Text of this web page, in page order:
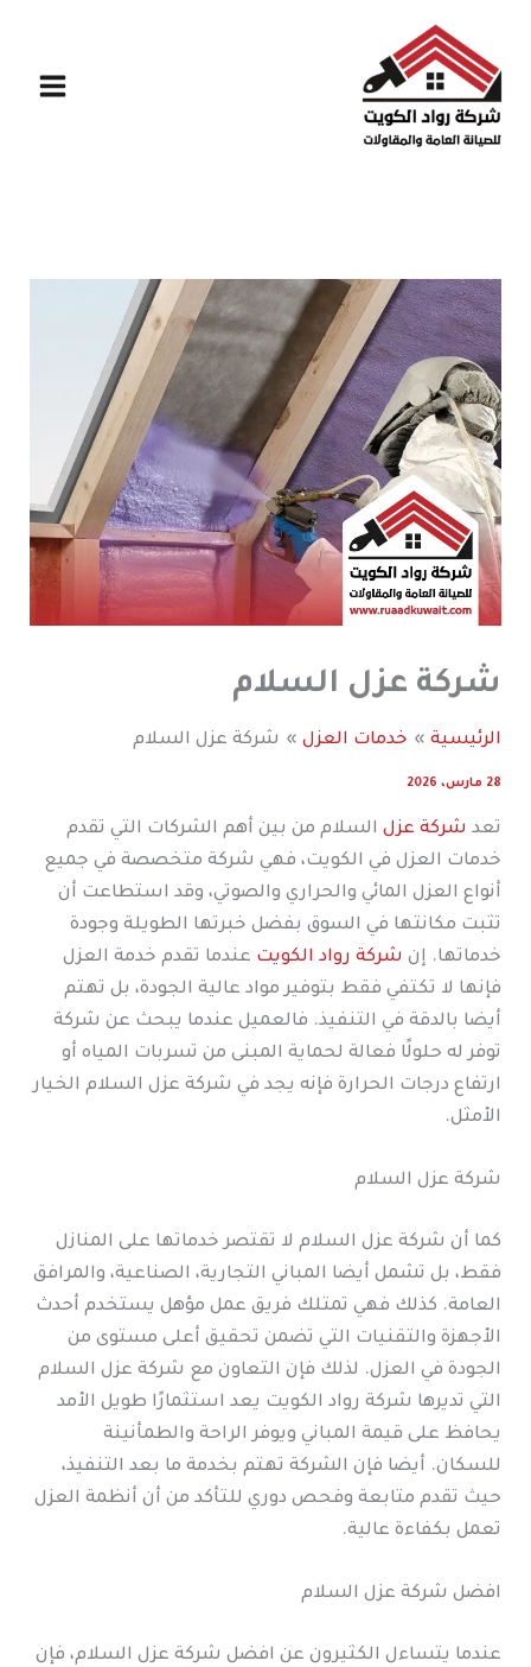
المحتوى
شركة عزل السلام
الرئيسية خدمات العزل شركة عزل السلام
28 مارس، 2026
تعد شركة عزل السلام من بين أهم الشركات التي تقدم
خدمات العزل في الكويت، فهي شركة متخصصة في جميع
أنواع العزل المائي والحراري والصوتي، وقد استطاعت أن
تثبت مكانتها في السوق بفضل خبرتها الطويلة وجودة
خدماتها. إن شركة رواد الكويت عندما تقدم خدمة العزل
فإنها لا تكتفي فقط بتوفير مواد عالية الجودة، بل تهتم
أيضا بالدقة في التنفيذ. فالعميل عندما يبحث عن شركة
توفر له حلولًا فعالة لحماية المبنى من تسربات المياه أو
ارتفاع درجات الحرارة فإنه يجد في شركة عزل السلام الخيار
الأمثل.
شركة عزل السلام
كما أن شركة عزل السلام لا تقتصر خدماتها على المنازل
فقط، بل تشمل أيضا المباني التجارية، الصناعية، والمرافق
العامة. كذلك فهي تمتلك فريق عمل مؤهل يستخدم أحدث
الأجهزة والتقنيات التي تضمن تحقيق أعلى مستوى من
الجودة في العزل. لذلك فإن التعاون مع شركة عزل السلام
التي تديرها شركة رواد الكويت يعد استثمارًا طويل الأمد
يحافظ على قيمة المباني ويوفر الراحة والطمأنينة
للسكان. أيضا فإن الشركة تهتم بخدمة ما بعد التنفيذ،
حيث تقدم متابعة وفحص دوري للتأكد من أن أنظمة العزل
تعمل بكفاءة عالية.
افضل شركة عزل السلام
عندما يتساءل الكثيرون عن افضل شركة عزل السلام، فإن